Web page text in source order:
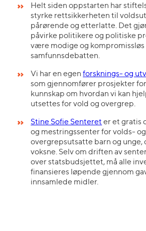
Helt siden oppstarten har
styrke rettsikkerheten til
pårørende og etterlatte. Det
påvirke politikere og politiske
være modige og kompromissløs
samfunnsdebatten.
Vi har en egenforsknings- og
som gjennomfører prosjekter
kunnskap om hvordan vi kan
utsettes for vold og overgrep.
Stine Sofie Senteret er et gratis
og mestringssenter for volds- og
overgrepsutsatte barn og unge,
voksne. Selv om driften av
over statsbudsjettet, må alle
finansieres løpende gjennom
innsamlede midler.